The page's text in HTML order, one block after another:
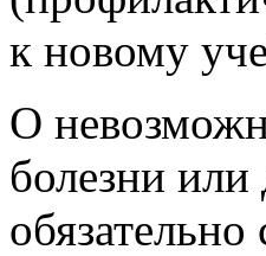
к новому
О
болезни